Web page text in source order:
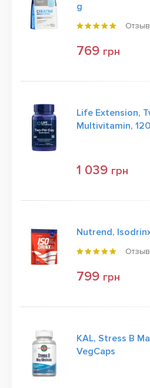
g
769 грн
Life Extension,
Multivitamin,
1 039 грн
Nutrend,
799 грн
KAL, Stress B
VegCaps